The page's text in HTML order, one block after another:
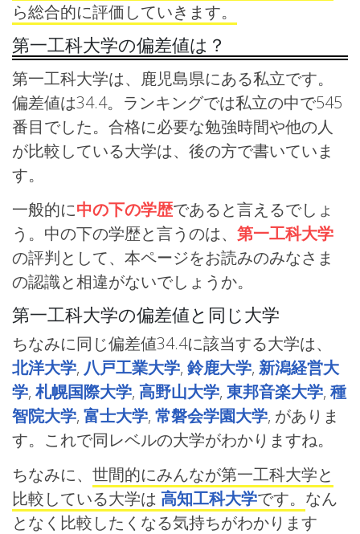
ら総合的に評価していきます。
第一工科大学の偏差値は？
第一工科大学は、鹿児島県にある私立です。
偏差値は34.4。ランキングでは私立の中で545
番目でした。合格に必要な勉強時間や他の人
が比較している大学は、後の方で書いていま
す。
一般的に中の下の学歴であると言えるでしょ
う。中の下の学歴と言うのは、 第一工科大学
の評判として、本ページをお読みのみなさま
の認識と相違がないでしょうか。
第一工科大学の偏差値と同じ大学
ちなみに同じ偏差値34.4に該当する大学は、
北洋大学, 八戸工業大学, 鈴鹿大学, 新潟経営大
学, 札幌国際大学, 高野山大学, 東邦音楽大学, 種
智院大学, 富士大学, 常磐会学園大学, がありま
す。これで同レベルの大学がわかりますね。
ちなみに、 世間的にみんなが第一工科大学と
比較している大学は 高知工科大学です。 なん
となく比較したくなる気持ちがわかります